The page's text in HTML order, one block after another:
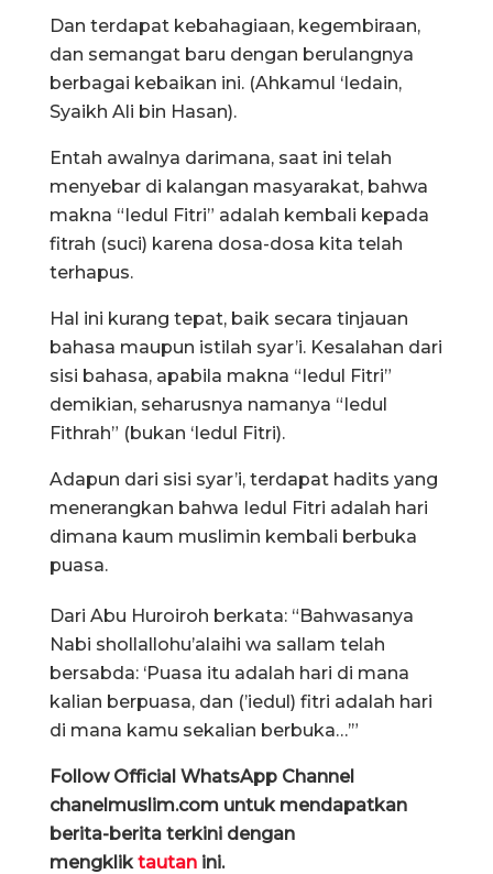
Dan terdapat kebahagiaan, kegembiraan,
dan semangat baru dengan berulangnya
berbagai kebaikan ini. (Ahkamul ‘Iedain,
Syaikh Ali bin Hasan).
Entah awalnya darimana, saat ini telah
menyebar di kalangan masyarakat, bahwa
makna “Iedul Fitri” adalah kembali kepada
fitrah (suci) karena dosa-dosa kita telah
terhapus.
Hal ini kurang tepat, baik secara tinjauan
bahasa maupun istilah syar’i. Kesalahan dari
sisi bahasa, apabila makna “Iedul Fitri”
demikian, seharusnya namanya “Iedul
Fithrah” (bukan ‘Iedul Fitri).
Adapun dari sisi syar’i, terdapat hadits yang
menerangkan bahwa Iedul Fitri adalah hari
dimana kaum muslimin kembali berbuka
puasa.
Dari Abu Huroiroh berkata: “Bahwasanya
Nabi shollallohu’alaihi wa sallam telah
bersabda: ‘Puasa itu adalah hari di mana
kalian berpuasa, dan (’iedul) fitri adalah hari
di mana kamu sekalian berbuka…’”
Follow Official WhatsApp Channel
chanelmuslim.com untuk mendapatkan
berita-berita terkini dengan
mengkliktautan ini.